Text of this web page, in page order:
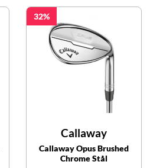
32
Callaway
Callaway Opus Brushed
Chrome Stål